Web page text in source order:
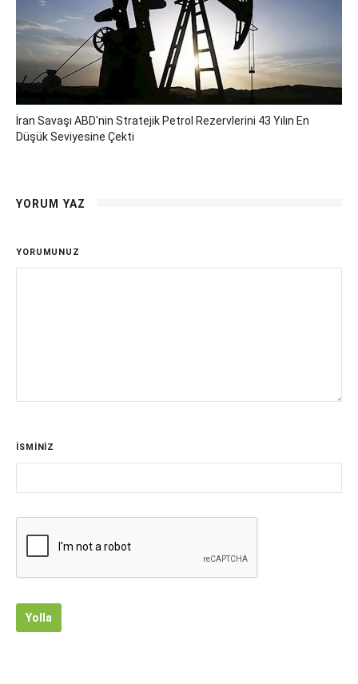
İran Savaşı ABD'nin Stratejik Petrol Rezervlerini 43 Yılın En
Düşük Seviyesine Çekti
YORUM YAZ
YORUMUNUZ
İSMİNİZ
Yolla